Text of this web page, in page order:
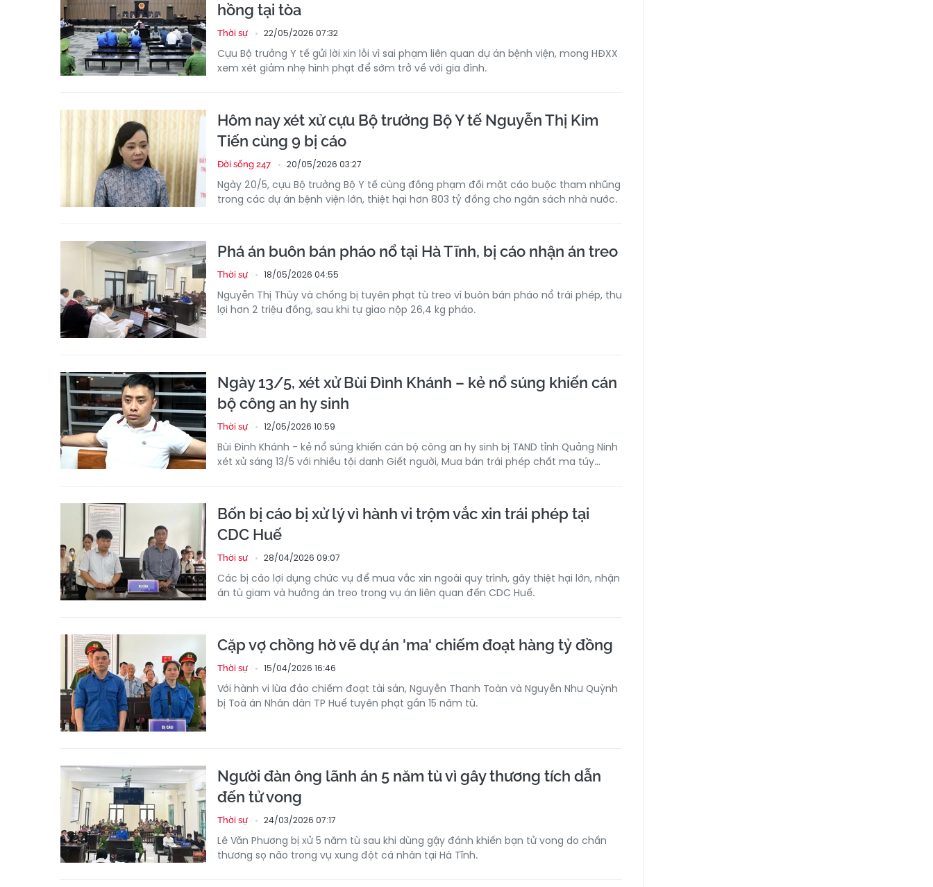
hồng tại tòa
Thời sự 22/05/2026 07:32
Cựu Bộ trưởng Y tế gửi lời xin lỗi vì sai phạm liên quan dự án bệnh viện, mong HĐXX
xem xét giảm nhẹ hình phạt để sớm trở về với gia đình.
Hôm nay xét xử cựu Bộ trưởng Bộ Y tế Nguyễn Thị Kim
Tiến cùng 9 bị cáo
Đời sống 247 20/05/2026 03:27
Ngày 20/5, cựu Bộ trưởng Bộ Y tế cùng đồng phạm đối mặt cáo buộc tham nhũng
trong các dự án bệnh viện lớn, thiệt hại hơn 803 tỷ đồng cho ngân sách nhà nước.
Phá án buôn bán pháo nổ tại Hà Tĩnh, bị cáo nhận án treo
Thời sự 18/05/2026 04:55
Nguyễn Thị Thùy và chồng bị tuyên phạt tù treo vì buôn bán pháo nổ trái phép, thu
lợi hơn 2 triệu đồng, sau khi tự giao nộp 26,4 kg pháo.
Ngày 13/5, xét xử Bùi Đình Khánh – kẻ nổ súng khiến cán
bộ công an hy sinh
Thời sự 12/05/2026 10:59
Bùi Đình Khánh - kẻ nổ súng khiến cán bộ công an hy sinh bị TAND tỉnh Quảng Ninh
xét xử sáng 13/5 với nhiều tội danh Giết người, Mua bán trái phép chất ma túy…
Bốn bị cáo bị xử lý vì hành vi trộm vắc xin trái phép tại
CDC Huế
Thời sự 28/04/2026 09:07
Các bị cáo lợi dụng chức vụ để mua vắc xin ngoài quy trình, gây thiệt hại lớn, nhận
án tù giam và hưởng án treo trong vụ án liên quan đến CDC Huế.
Cặp vợ chồng hờ vẽ dự án 'ma' chiếm đoạt hàng tỷ đồng
Thời sự 15/04/2026 16:46
Với hành vi lừa đảo chiếm đoạt tài sản, Nguyễn Thanh Toàn và Nguyễn Như Quỳnh
bị Toà án Nhân dân TP Huế tuyên phạt gần 15 năm tù.
Người đàn ông lãnh án 5 năm tù vì gây thương tích dẫn
đến tử vong
Thời sự 24/03/2026 07:17
Lê Văn Phương bị xử 5 năm tù sau khi dùng gậy đánh khiến bạn tử vong do chấn
thương sọ não trong vụ xung đột cá nhân tại Hà Tĩnh.